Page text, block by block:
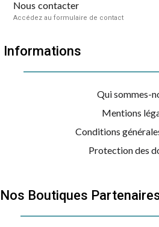
Nous contacter
Accédez au formulaire de contact
Informations
Qui sommes-
Mentions
Conditions
Protection des
Nos Boutiques